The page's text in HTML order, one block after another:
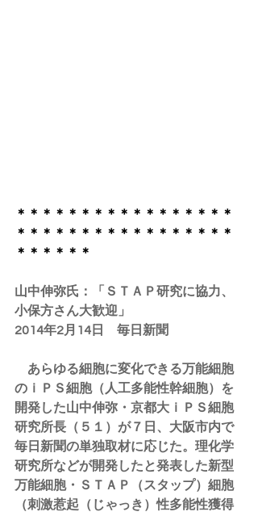
​＊＊＊＊＊＊＊＊＊＊＊＊＊＊＊＊＊
＊＊＊＊＊＊＊＊＊＊＊＊＊＊＊＊＊
＊＊＊＊＊＊
山中伸弥氏：「ＳＴＡＰ研究に協力、
小保方さん大歓迎」
2014年2月14日　毎日新聞
あらゆる細胞に変化できる万能細胞
のｉＰＳ細胞（人工多能性幹細胞）を
開発した山中伸弥・京都大ｉＰＳ細胞
研究所長（５１）が７日、大阪市内で
毎日新聞の単独取材に応じた。理化学
研究所などが開発したと発表した新型
万能細胞・ＳＴＡＰ（スタップ）細胞
（刺激惹起（じゃっき）性多能性獲得